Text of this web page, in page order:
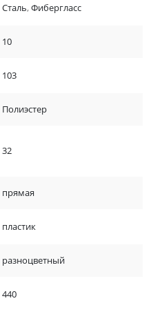
Сталь,Фибергласс
10
103
Полиэстер
32
прямая
пластик
разноцветный
440